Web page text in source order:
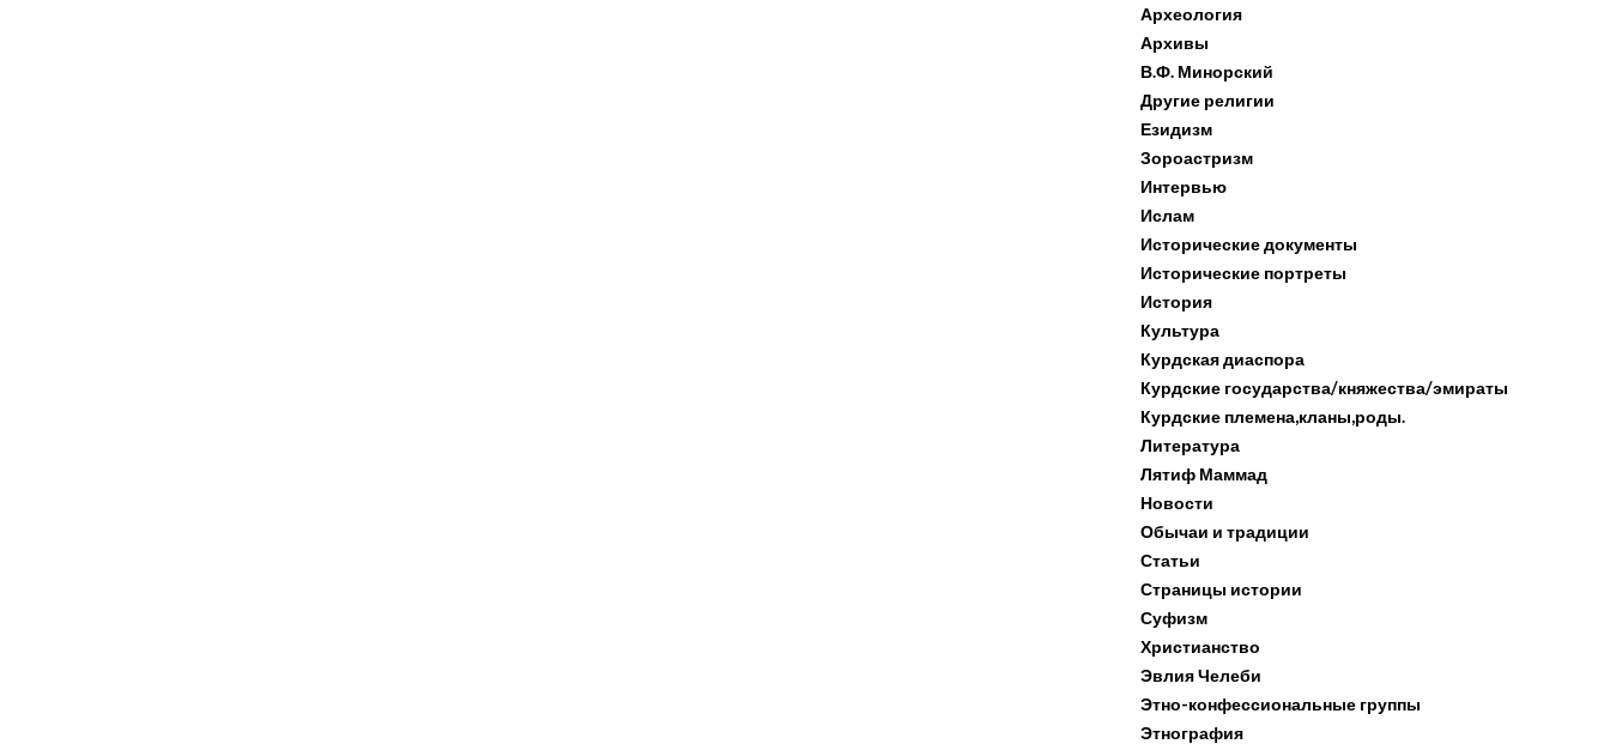
Археология
Архивы
В.Ф. Минорский
Другие религии
Езидизм
Зороастризм
Интервью
Ислам
Исторические документы
Исторические портреты
История
Культура
Курдская диаспора
Курдские государства/княжества/эмираты
Курдские племена,кланы,роды.
Литература
Лятиф Маммад
Новости
Обычаи и традиции
Статьи
Страницы истории
Суфизм
Христианство
Эвлия Челеби
Этно-конфессиональные группы
Этнография